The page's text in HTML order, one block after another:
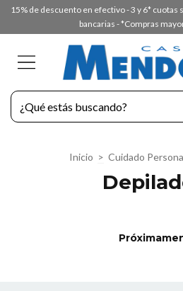
15% de descuento en efectivo - 3 y 6*
bancarias - *Compras
Inicio > Cuidado